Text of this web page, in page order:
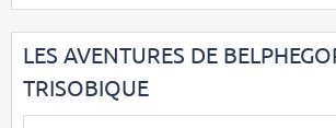
LES AVENTURES DE
TRISOBIQUE